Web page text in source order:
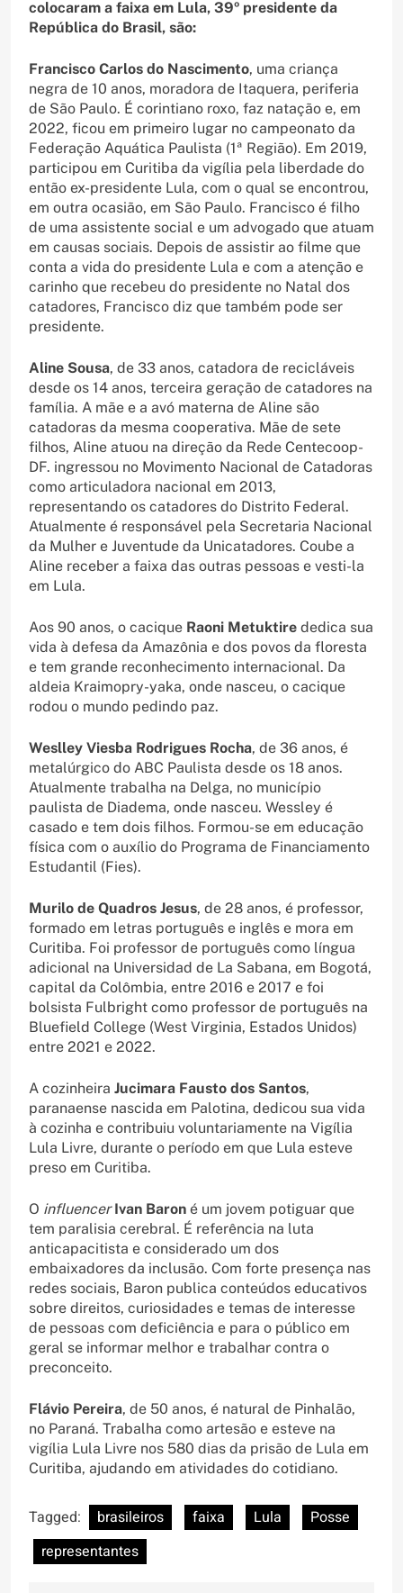
colocaram a faixa em Lula, 39º presidente da
República do Brasil, são:
Francisco Carlos do Nascimento, uma criança
negra de 10 anos, moradora de Itaquera, periferia
de São Paulo. É corintiano roxo, faz natação e, em
2022, ficou em primeiro lugar no campeonato da
Federação Aquática Paulista (1ª Região). Em 2019,
participou em Curitiba da vigília pela liberdade do
então ex-presidente Lula, com o qual se encontrou,
em outra ocasião, em São Paulo. Francisco é filho
de uma assistente social e um advogado que atuam
em causas sociais. Depois de assistir ao filme que
conta a vida do presidente Lula e com a atenção e
carinho que recebeu do presidente no Natal dos
catadores, Francisco diz que também pode ser
presidente.
Aline Sousa, de 33 anos, catadora de recicláveis
desde os 14 anos, terceira geração de catadores na
família. A mãe e a avó materna de Aline são
catadoras da mesma cooperativa. Mãe de sete
filhos, Aline atuou na direção da Rede Centecoop-
DF. ingressou no Movimento Nacional de Catadoras
como articuladora nacional em 2013,
representando os catadores do Distrito Federal.
Atualmente é responsável pela Secretaria Nacional
da Mulher e Juventude da Unicatadores. Coube a
Aline receber a faixa das outras pessoas e vesti-la
em Lula.
Aos 90 anos, o cacique Raoni Metuktire dedica sua
vida à defesa da Amazônia e dos povos da floresta
e tem grande reconhecimento internacional. Da
aldeia Kraimopry-yaka, onde nasceu, o cacique
rodou o mundo pedindo paz.
Weslley Viesba Rodrigues Rocha, de 36 anos, é
metalúrgico do ABC Paulista desde os 18 anos.
Atualmente trabalha na Delga, no município
paulista de Diadema, onde nasceu. Wessley é
casado e tem dois filhos. Formou-se em educação
física com o auxílio do Programa de Financiamento
Estudantil (Fies).
Murilo de Quadros Jesus, de 28 anos, é professor,
formado em letras português e inglês e mora em
Curitiba. Foi professor de português como língua
adicional na Universidad de La Sabana, em Bogotá,
capital da Colômbia, entre 2016 e 2017 e foi
bolsista Fulbright como professor de português na
Bluefield College (West Virginia, Estados Unidos)
entre 2021 e 2022.
A cozinheira Jucimara Fausto dos Santos,
paranaense nascida em Palotina, dedicou sua vida
à cozinha e contribuiu voluntariamente na Vigília
Lula Livre, durante o período em que Lula esteve
preso em Curitiba.
O influencer Ivan Baron é um jovem potiguar que
tem paralisia cerebral. É referência na luta
anticapacitista e considerado um dos
embaixadores da inclusão. Com forte presença nas
redes sociais, Baron publica conteúdos educativos
sobre direitos, curiosidades e temas de interesse
de pessoas com deficiência e para o público em
geral se informar melhor e trabalhar contra o
preconceito.
Flávio Pereira, de 50 anos, é natural de Pinhalão,
no Paraná. Trabalha como artesão e esteve na
vigília Lula Livre nos 580 dias da prisão de Lula em
Curitiba, ajudando em atividades do cotidiano.
Tagged: brasileiros faixa Lula
Posse
representantes